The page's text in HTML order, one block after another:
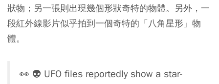
狀物；另一張則出現幾個形狀奇特的物體。另外，一
段紅外線影片似乎拍到一個奇特的「八角星形」物
體。
👀 👽 UFO files reportedly show a star-